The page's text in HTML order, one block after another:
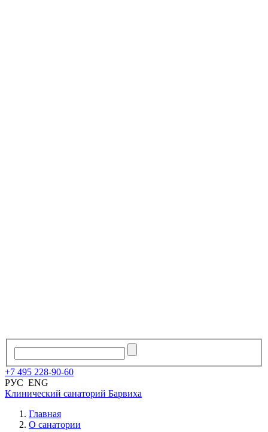
+7 495 228-90-60
РУС ENG
Клинический санаторий Барвиха
Главная
О санатории